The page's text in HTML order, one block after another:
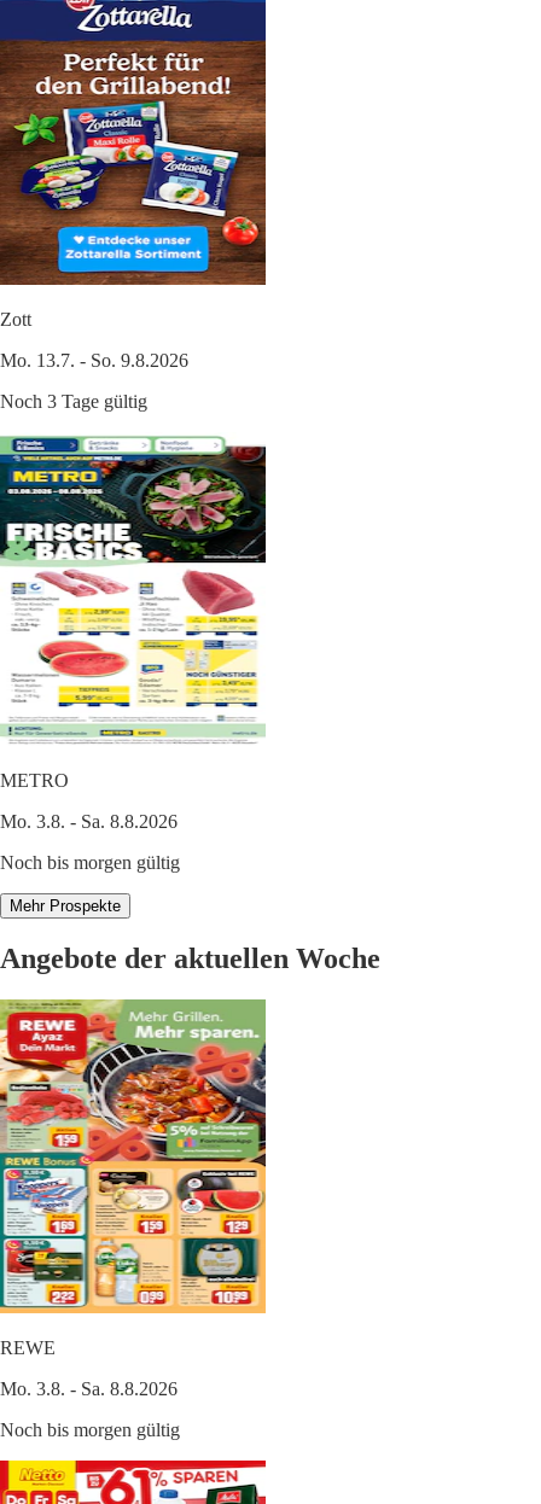
Zott
Mo. 13.7. - So. 9.8.2026
Noch 3 Tage gültig
METRO
Mo. 3.8. - Sa. 8.8.2026
Noch bis morgen gültig
Mehr Prospekte
Angebote der aktuellen Woche
REWE
Mo. 3.8. - Sa. 8.8.2026
Noch bis morgen gültig